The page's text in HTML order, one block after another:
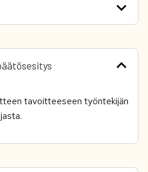
tavoitteeseen työntekijän